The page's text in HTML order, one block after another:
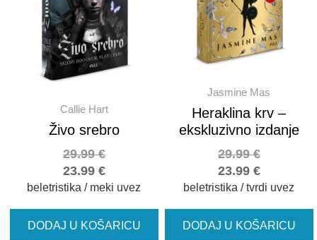
Callie Hart
Živo srebro
23.99 €
29.99€
beletristika / meki uvez
DODAJ U KOŠARICU
Jasmine Mas
Heraklina krv –
ekskluzivno izdanje
23.99 €
29.99€
beletristika / tvrdi uvez
DODAJ U KOŠARICU